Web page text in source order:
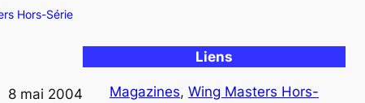
r
c
h
Hors-Série
8 mai 2004
Liens
Magazines, Wing Masters Hors-